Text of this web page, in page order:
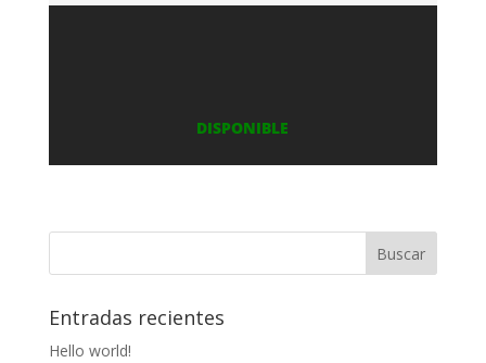
DISPONIBLE
Entradas recientes
Hello world!